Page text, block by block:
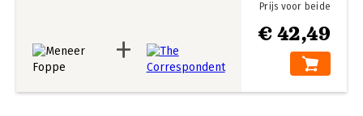
€ 42,49
Prijs voor beide